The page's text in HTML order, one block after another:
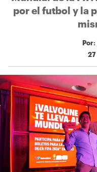
por el futbol y la
Por: